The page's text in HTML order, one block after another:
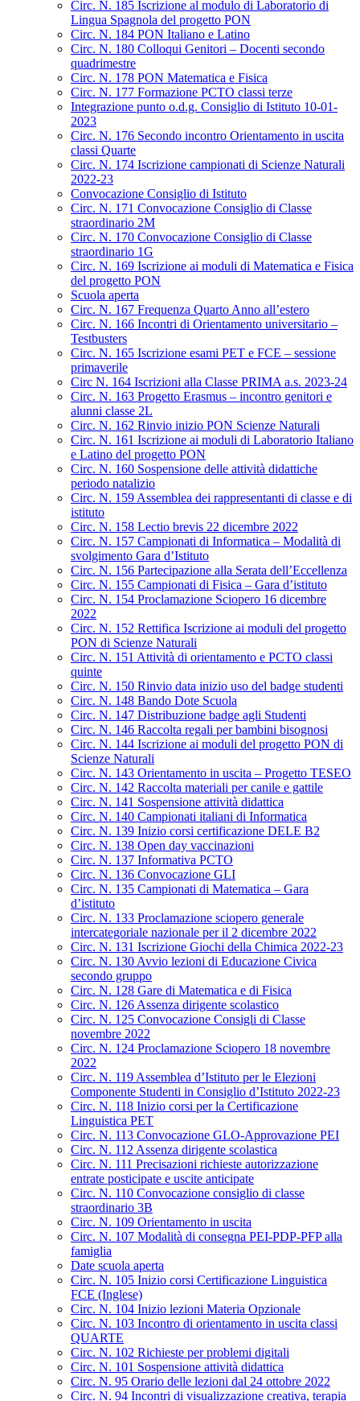
Circ. N. 185 Iscrizione al modulo di Laboratorio di
Lingua Spagnola del progetto PON
Circ. N. 184 PON Italiano e Latino
Circ. N. 180 Colloqui Genitori – Docenti secondo
quadrimestre
Circ. N. 178 PON Matematica e Fisica
Circ. N. 177 Formazione PCTO classi terze
Integrazione punto o.d.g. Consiglio di Istituto 10-01-
2023
Circ. N. 176 Secondo incontro Orientamento in uscita
classi Quarte
Circ. N. 174 Iscrizione campionati di Scienze Naturali
2022-23
Convocazione Consiglio di Istituto
Circ. N. 171 Convocazione Consiglio di Classe
straordinario 2M
Circ. N. 170 Convocazione Consiglio di Classe
straordinario 1G
Circ. N. 169 Iscrizione ai moduli di Matematica e Fisica
del progetto PON
Scuola aperta
Circ. N. 167 Frequenza Quarto Anno all’estero
Circ. N. 166 Incontri di Orientamento universitario –
Testbusters
Circ. N. 165 Iscrizione esami PET e FCE – sessione
primaverile
Circ N. 164 Iscrizioni alla Classe PRIMA a.s. 2023-24
Circ. N. 163 Progetto Erasmus – incontro genitori e
alunni classe 2L
Circ. N. 162 Rinvio inizio PON Scienze Naturali
Circ. N. 161 Iscrizione ai moduli di Laboratorio Italiano
e Latino del progetto PON
Circ. N. 160 Sospensione delle attività didattiche
periodo natalizio
Circ. N. 159 Assemblea dei rappresentanti di classe e di
istituto
Circ. N. 158 Lectio brevis 22 dicembre 2022
Circ. N. 157 Campionati di Informatica – Modalità di
svolgimento Gara d’Istituto
Circ. N. 156 Partecipazione alla Serata dell’Eccellenza
Circ. N. 155 Campionati di Fisica – Gara d’istituto
Circ. N. 154 Proclamazione Sciopero 16 dicembre
2022
Circ. N. 152 Rettifica Iscrizione ai moduli del progetto
PON di Scienze Naturali
Circ. N. 151 Attività di orientamento e PCTO classi
quinte
Circ. N. 150 Rinvio data inizio uso del badge studenti
Circ. N. 148 Bando Dote Scuola
Circ. N. 147 Distribuzione badge agli Studenti
Circ. N. 146 Raccolta regali per bambini bisognosi
Circ. N. 144 Iscrizione ai moduli del progetto PON di
Scienze Naturali
Circ. N. 143 Orientamento in uscita – Progetto TESEO
Circ. N. 142 Raccolta materiali per canile e gattile
Circ. N. 141 Sospensione attività didattica
Circ. N. 140 Campionati italiani di Informatica
Circ. N. 139 Inizio corsi certificazione DELE B2
Circ. N. 138 Open day vaccinazioni
Circ. N. 137 Informativa PCTO
Circ. N. 136 Convocazione GLI
Circ. N. 135 Campionati di Matematica – Gara
d’istituto
Circ. N. 133 Proclamazione sciopero generale
intercategoriale nazionale per il 2 dicembre 2022
Circ. N. 131 Iscrizione Giochi della Chimica 2022-23
Circ. N. 130 Avvio lezioni di Educazione Civica
secondo gruppo
Circ. N. 128 Gare di Matematica e di Fisica
Circ. N. 126 Assenza dirigente scolastico
Circ. N. 125 Convocazione Consigli di Classe
novembre 2022
Circ. N. 124 Proclamazione Sciopero 18 novembre
2022
Circ. N. 119 Assemblea d’Istituto per le Elezioni
Componente Studenti in Consiglio d’Istituto 2022-23
Circ. N. 118 Inizio corsi per la Certificazione
Linguistica PET
Circ. N. 113 Convocazione GLO-Approvazione PEI
Circ. N. 112 Assenza dirigente scolastica
Circ. N. 111 Precisazioni richieste autorizzazione
entrate posticipate e uscite anticipate
Circ. N. 110 Convocazione consiglio di classe
straordinario 3B
Circ. N. 109 Orientamento in uscita
Circ. N. 107 Modalità di consegna PEI-PDP-PFP alla
famiglia
Date scuola aperta
Circ. N. 105 Inizio corsi Certificazione Linguistica
FCE (Inglese)
Circ. N. 104 Inizio lezioni Materia Opzionale
Circ. N. 103 Incontro di orientamento in uscita classi
QUARTE
Circ. N. 102 Richieste per problemi digitali
Circ. N. 101 Sospensione attività didattica
Circ. N. 95 Orario delle lezioni dal 24 ottobre 2022
Circ. N. 94 Incontri di visualizzazione creativa, terapia